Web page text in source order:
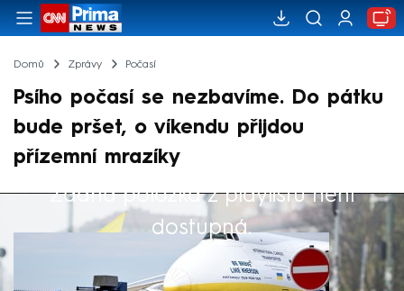
Domů Zprávy Počasí
Psího počasí se nezbavíme. Do pátku
bude pršet, o víkendu přijdou
přízemní mrazíky
Žádná položka z playlistu není
dostupná.
Výběr redakce